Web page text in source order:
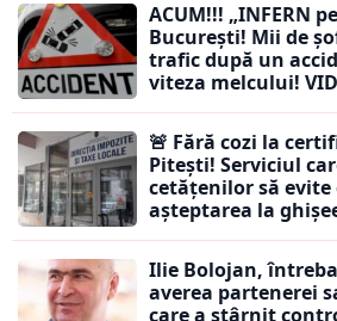
ACUM!!! „INFERN
București! Mii de
trafic după un
viteza melcului!
🚨 Fără cozi la
Pitești! Serviciul
cetățenilor să
așteptarea la
Ilie Bolojan,
averea partenerei
care a stârnit